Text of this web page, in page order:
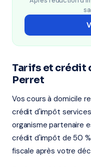
Tarifs et crédit
Perret
Vos cours à domicile
crédit d'impôt
organisme partenaire
crédit d'impôt de 50
fiscale après votre